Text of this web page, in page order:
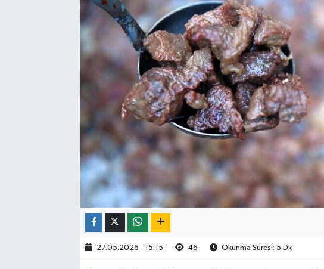
27.05.2026 - 15:15 46 Okunma Süresi: 5 Dk